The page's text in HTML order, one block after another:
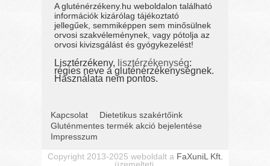
A gluténérzékeny.hu weboldalon található
információk kizárólag tájékoztató
jellegűek, semmiképpen sem minősülnek
orvosi szakvéleménynek, vagy pótolja az
orvosi kivizsgálást és gyógykezelést!
Lisztérzékeny, lisztérzékenység:
régies neve a gluténérzékenységnek.
Használata nem pontos.
Kapcsolat
Dietetikus szakértőink
Gluténmentes termék akció bejelentése
Impresszum
Copyright 2013-2025 weboldalt a FaXuniL Kft.